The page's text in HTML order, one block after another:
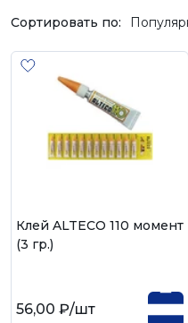
Сортировать по:
Клей ALTECO 110 момент
(3 гр.)
56,00 ₽/шт